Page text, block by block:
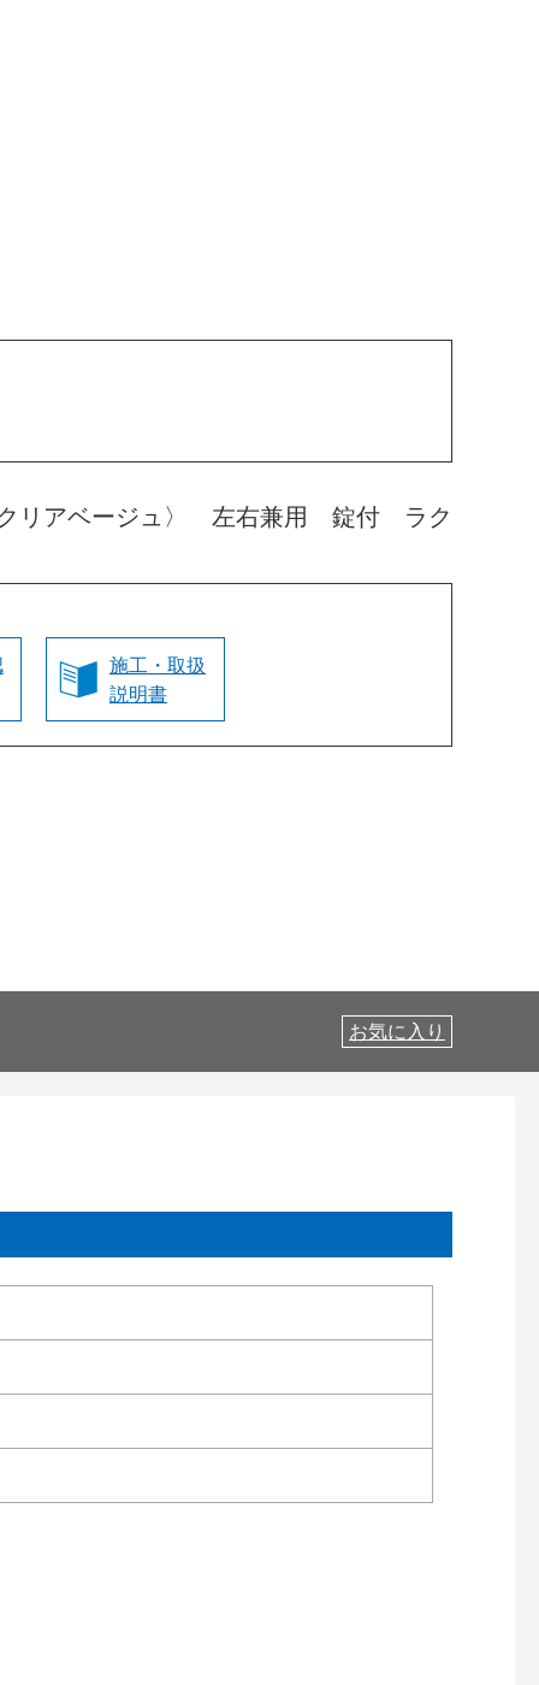
リアベージュ〉 左右兼用 錠付 ラク
施工・取扱
説明書
お気に入り